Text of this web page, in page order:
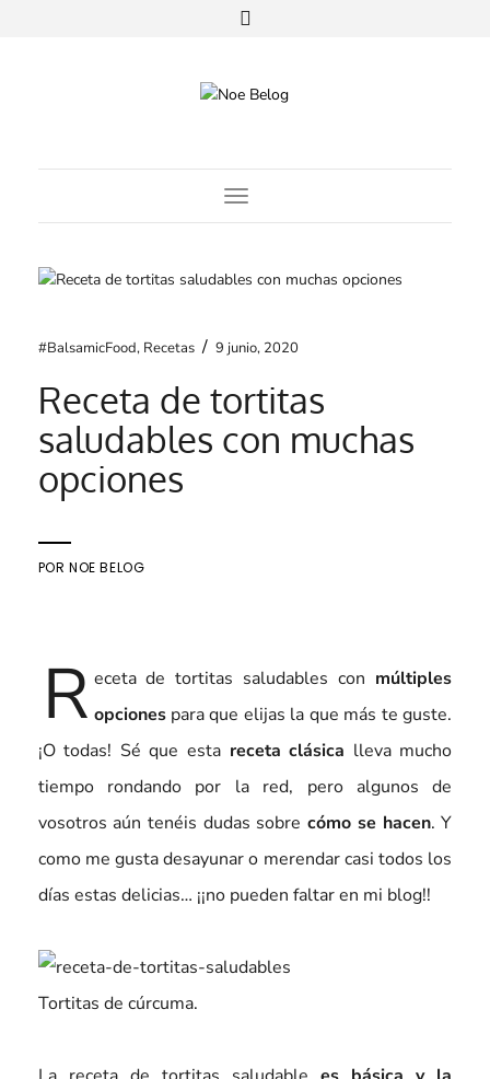
Toggle Navigation
#BalsamicFood, Recetas / 9 junio, 2020
Receta de tortitas
saludables con muchas
opciones
POR NOE BELOG
R eceta de tortitas saludables con múltiples
opcionespara que elijas la que más te guste.
¡O todas! Sé que esta receta clásica lleva mucho
tiempo rondando por la red, pero algunos de
vosotros aún tenéis dudas sobrecómo se hacen. Y
como me gusta desayunar o merendar casi todos los
días estas delicias… ¡¡no pueden faltar en mi blog!!
Tortitas de cúrcuma.